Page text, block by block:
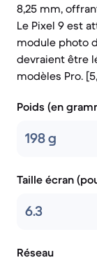
8,25 mm,
Le Pixel 9 est
module photo
devraient être
modèles Pro.
Poids (en
198 g
Taille écran
6.3
Réseau